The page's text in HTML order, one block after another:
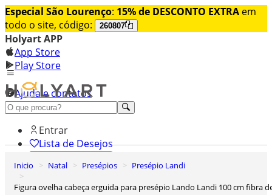
Especial São Lourenço: 15% de DESCONTO EXTRA em
todo o site, código:
260807
Holyart APP
App Store
Play Store
Ajuda e contatos
Conheça premium
Entrar
Lista de Desejos
Inicio Natal Presépios
Presépio Landi
Figura ovelha cabeça erguida para presépio Lando Landi 100 cm fibra de